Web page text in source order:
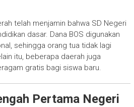
telah menjamin bahwa SD Negeri
dasar. Dana BOS digunakan
sehingga orang tua tidak lagi
itu, beberapa daerah juga
gratis bagi siswa baru.
Pertama Negeri